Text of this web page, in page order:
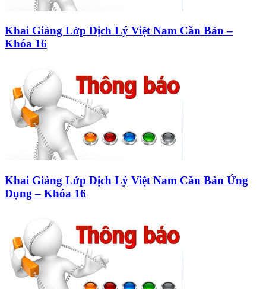
Khai Giảng Lớp Dịch Lý Việt Nam Căn Bản –
Khóa 16
Khai Giảng Lớp Dịch Lý Việt Nam Căn Bản Ứng
Dụng – Khóa 16